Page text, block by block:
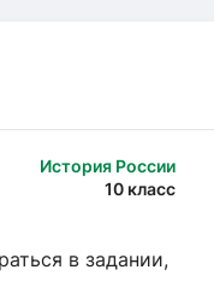
История России
10 класс
в задании,